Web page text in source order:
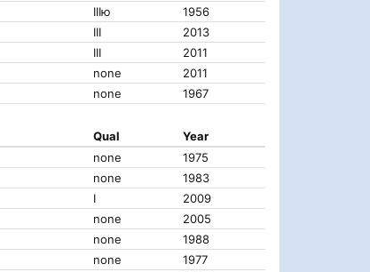
IIIю
1956
III
2013
III
2011
none
2011
none 1967
Qual
Year
none
1975
none
1983
I
2009
none
2005
none
1988
none
1977